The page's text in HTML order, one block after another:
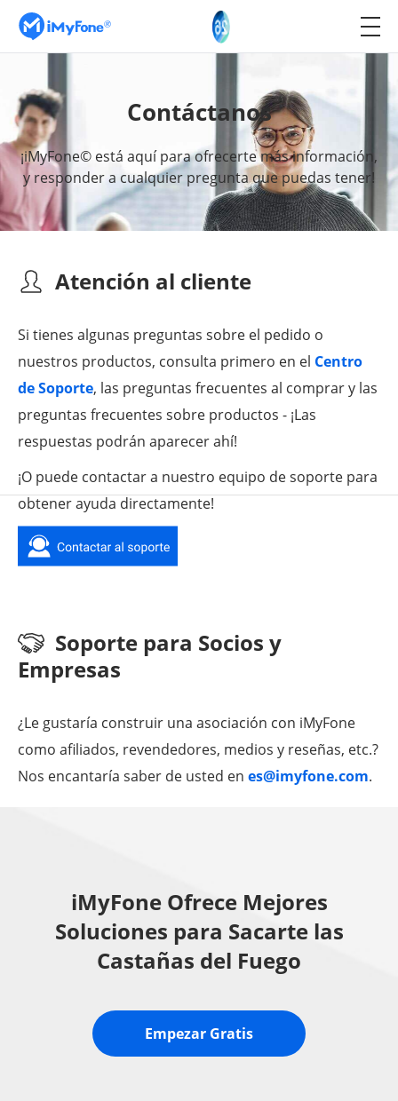
Contáctanos
¡iMyFone© está aquí para ofrecerte más información,
y responder a cualquier pregunta que puedas tener!
Atención al cliente
Si tienes algunas preguntas sobre el pedido o
nuestros productos, consulta primero en el Centro
de Soporte, las preguntas frecuentes al comprar y las
preguntas frecuentes sobre productos - ¡Las
respuestas podrán aparecer ahí!
¡O puede contactar a nuestro equipo de soporte para
obtener ayuda directamente!
Soporte para Socios y
Empresas
¿Le gustaría construir una asociación con iMyFone
como afiliados, revendedores, medios y reseñas, etc.?
Nos encantaría saber de usted en es@imyfone.com.
iMyFone Ofrece Mejores
Soluciones para Sacarte las
Castañas del Fuego
Empezar Gratis